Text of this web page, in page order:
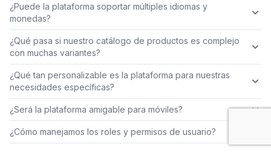
¿Puede la plataforma soportar múltiples idiomas y
monedas?
¿Qué pasa si nuestro catálogo de productos es complejo
con muchas variantes?
¿Qué tan personalizable es la plataforma para nuestras
necesidades específicas?
¿Será la plataforma amigable para móviles?
¿Cómo manejamos los roles y permisos de usuario?